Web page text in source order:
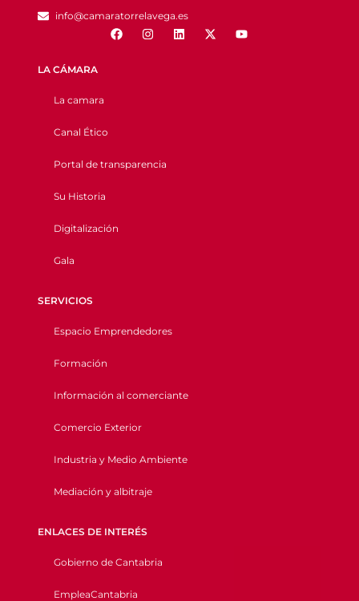
info@camaratorrelavega.es
LA CÁMARA
La camara
Canal Ético
Portal de transparencia
Su Historia
Digitalización
Gala
SERVICIOS
Espacio Emprendedores
Formación
Información al comerciante
Comercio Exterior
Industria y Medio Ambiente
Mediación y albitraje
ENLACES DE INTERÉS
Gobierno de Cantabria
EmpleaCantabria